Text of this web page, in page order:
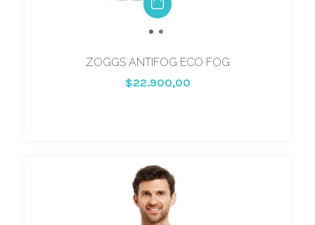
ZOGGS ANTIFOG ECO FOG
$22.900,00